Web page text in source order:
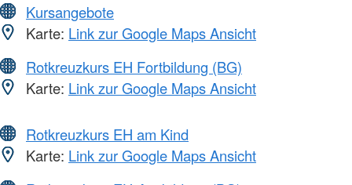
Kursangebote
Karte: Link zur Google Maps Ansicht
Rotkreuzkurs EH Fortbildung (BG)
Karte: Link zur Google Maps Ansicht
Rotkreuzkurs EH am Kind
Karte: Link zur Google Maps Ansicht